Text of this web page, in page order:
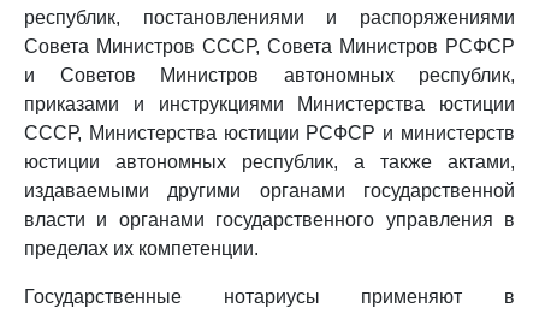
республик, постановлениями и распоряжениями
Совета Министров СССР, Совета Министров РСФСР
и Советов Министров автономных республик,
приказами и инструкциями Министерства юстиции
СССР, Министерства юстиции РСФСР и министерств
юстиции автономных республик, а также актами,
издаваемыми другими органами государственной
власти и органами государственного управления в
пределах их компетенции.
Государственные нотариусы применяют в